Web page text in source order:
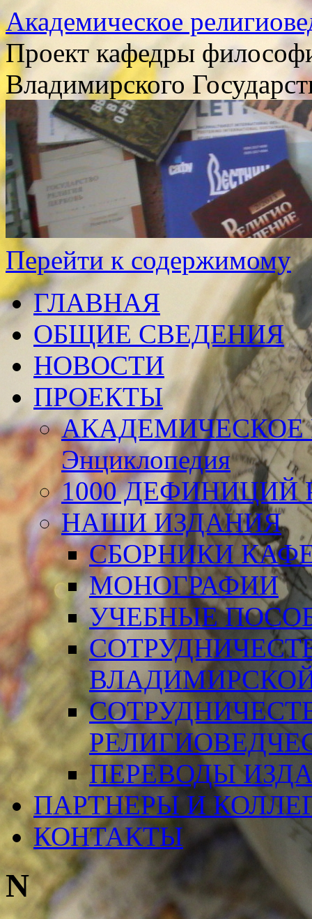
Академическое
Проект кафедры
Владимирского
Перейти к содержимому
ГЛАВНАЯ
ОБЩИЕ СВЕДЕНИЯ
НОВОСТИ
ПРОЕКТЫ
АКАДЕМИЧЕСКОЕ
Энциклопедия
1000 ДЕФИНИЦИЙ
НАШИ ИЗДАНИЯ
СБОРНИКИ
МОНОГРАФИИ
УЧЕБНЫЕ
ПЕРЕВОДЫ
ПАРТНЕРЫ И
КОНТАКТЫ
N